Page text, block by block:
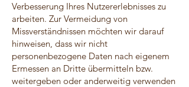
Verbesserung Ihres Nutzererlebnisses zu
arbeiten. Zur Vermeidung von
Missverständnissen möchten wir darauf
hinweisen, dass wir nicht
personenbezogene Daten nach eigenem
Ermessen an Dritte übermitteln bzw.
weitergeben oder anderweitig verwenden